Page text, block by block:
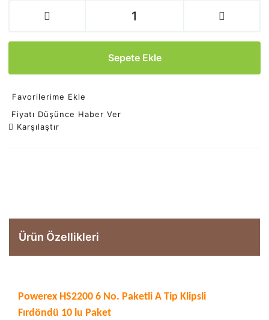
Sepete Ekle
Favorilerime Ekle
Fiyatı Düşünce Haber Ver
Karşılaştır
Ürün Özellikleri
Powerex HS2200 6 No. Paketli A Tip Klipsli
Fırdöndü 10 lu Paket